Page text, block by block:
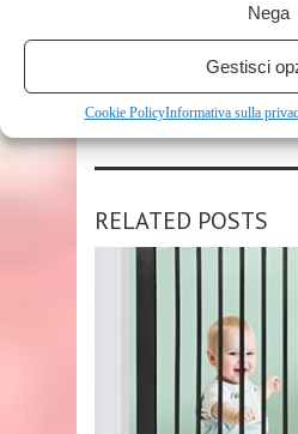
Nega
Gestisci
Cookie PolicyInformativa sulla
SHARE THIS POST
RELATED POSTS